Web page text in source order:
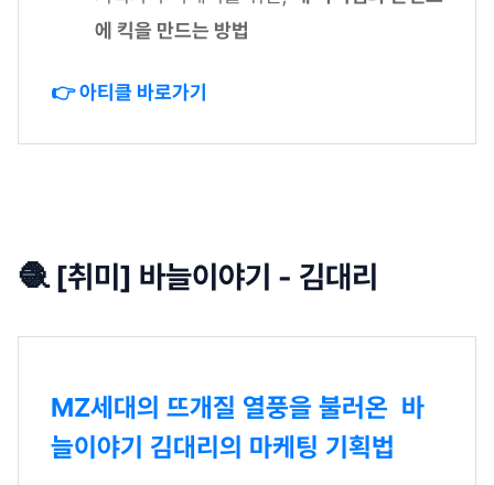
에 킥을 만드는 방법
👉 아티클 바로가기
🧶 [취미] 바늘이야기 - 김대리
MZ세대의 뜨개질 열풍을 불러온 바
늘이야기 김대리의 마케팅 기획법